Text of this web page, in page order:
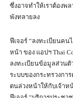
ซึ่งอาจทำให้เราต้องพ
พังทลายลง
ฟีเจอร์ “ลงทะเบียนคน
หน้า ของ แอปฯ Thai
ลงทะเบียนข้อมูลส่วนตั
ระบบของกระทรวงกา
ตนล่วงหน้าให้กับเจ้าห